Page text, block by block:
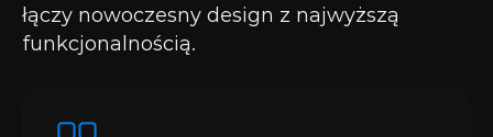
łączy nowoczesny design z najwyższą
funkcjonalnością.